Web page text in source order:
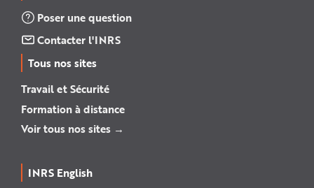
Poser une question
Contacter l'INRS
Tous nos sites
Travail et Sécurité
Formation à distance
Voir tous nos sites →
INRS English